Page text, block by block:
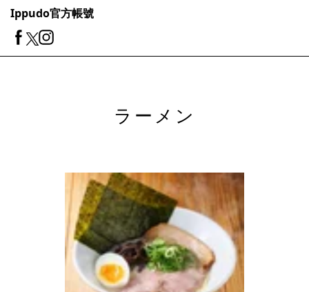
Ippudo官方帳號
ラーメン